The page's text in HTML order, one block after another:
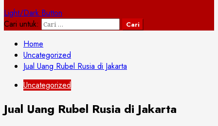
Light/Dark Button
Cari untuk:
Home
Uncategorized
Jual Uang Rubel Rusia di Jakarta
Uncategorized
Jual Uang Rubel Rusia di Jakarta